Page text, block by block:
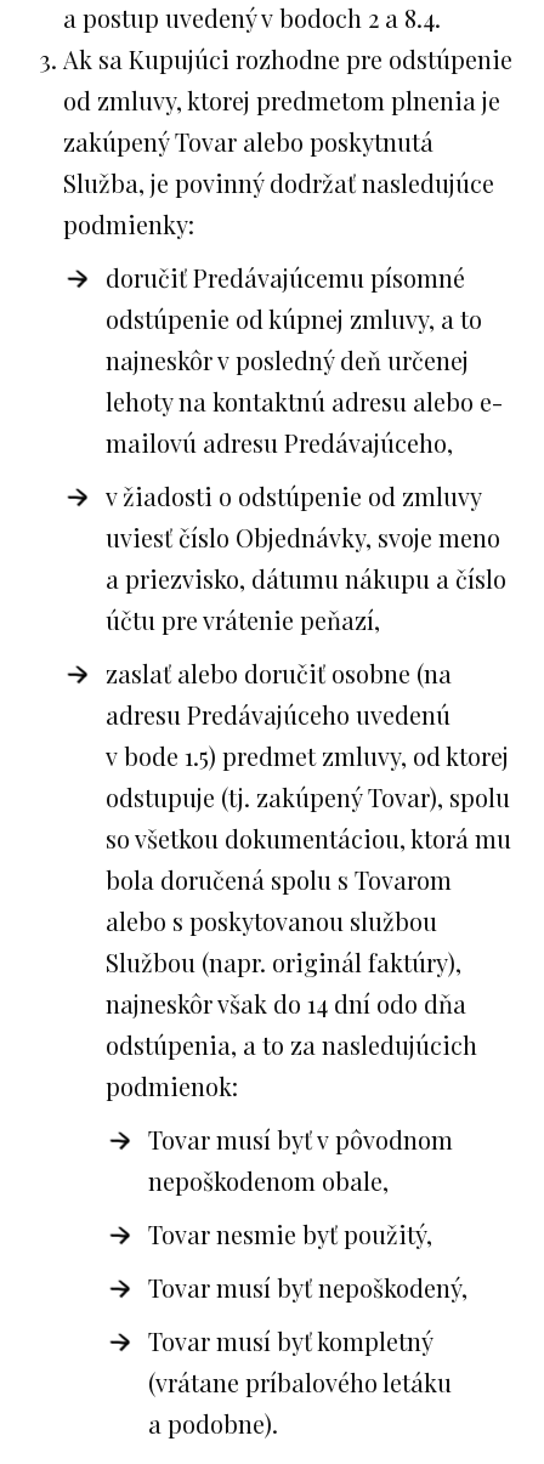
a postup uvedený v bodoch 2 a 8.4.
Ak sa Kupujúci rozhodne pre odstúpenie
od zmluvy, ktorej predmetom plnenia je
zakúpený Tovar alebo poskytnutá
Služba, je povinný dodržať nasledujúce
podmienky:
doručiť Predávajúcemu písomné
odstúpenie od kúpnej zmluvy, a to
najneskôr v posledný deň určenej
lehoty na kontaktnú adresu alebo e-
mailovú adresu Predávajúceho,
v žiadosti o odstúpenie od zmluvy
uviesť číslo Objednávky, svoje meno
a priezvisko, dátumu nákupu a číslo
účtu pre vrátenie peňazí,
zaslať alebo doručiť osobne (na
adresu Predávajúceho uvedenú
v bode 1.5) predmet zmluvy, od ktorej
odstupuje (tj. zakúpený Tovar), spolu
so všetkou dokumentáciou, ktorá mu
bola doručená spolu s Tovarom
alebo s poskytovanou službou
Službou (napr. originál faktúry),
najneskôr však do 14 dní odo dňa
odstúpenia, a to za nasledujúcich
podmienok:
Tovar musí byť v pôvodnom
nepoškodenom obale,
Tovar nesmie byť použitý,
Tovar musí byť nepoškodený,
Tovar musí byť kompletný
(vrátane príbalového letáku
a podobne).